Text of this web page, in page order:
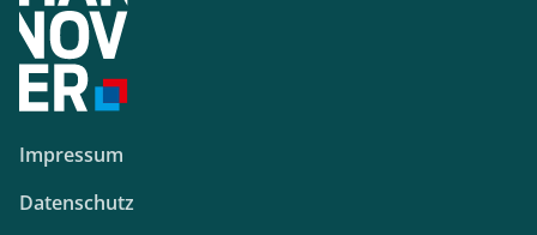
Impressum
Datenschutz